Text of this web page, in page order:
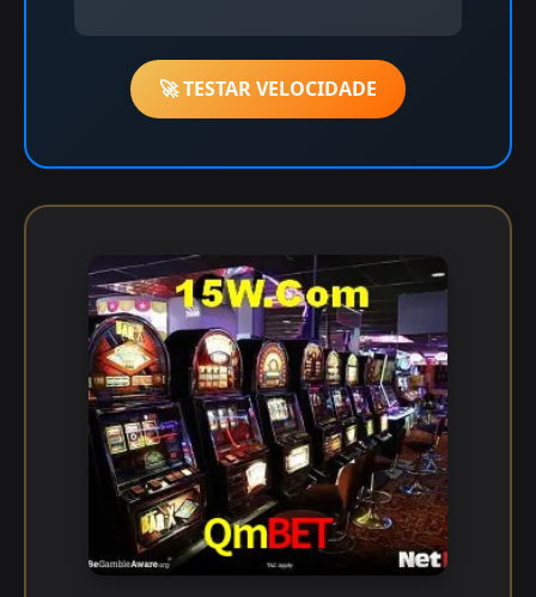
🚀 TESTAR VELOCIDADE